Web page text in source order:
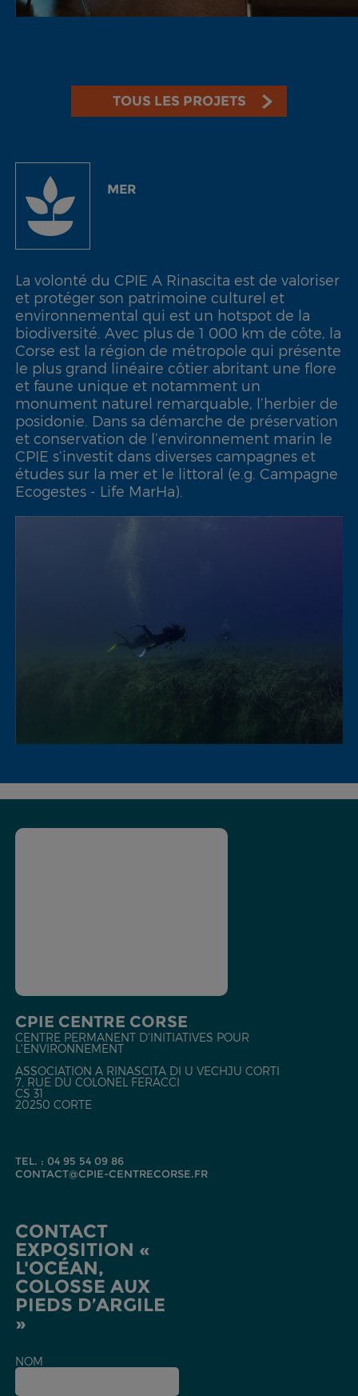
TOUS LES PROJETS
MER
La volonté du CPIE A Rinascita est de valoriser
et protéger son patrimoine culturel et
environnemental qui est un hotspot de la
biodiversité. Avec plus de 1 000 km de côte, la
Corse est la région de métropole qui présente
le plus grand linéaire côtier abritant une flore
et faune unique et notamment un
monument naturel remarquable, l’herbier de
posidonie. Dans sa démarche de préservation
et conservation de l’environnement marin le
CPIE s’investit dans diverses campagnes et
études sur la mer et le littoral (e.g. Campagne
Ecogestes - Life MarHa).
CPIE CENTRE CORSE
CENTRE PERMANENT D'INITIATIVES POUR
L'ENVIRONNEMENT
ASSOCIATION A RINASCITA DI U VECHJU CORTI
7, RUE DU COLONEL FERACCI
CS 31
20250 CORTE
TEL. : 04 95 54 09 86
CONTACT@CPIE-CENTRECORSE.FR
CONTACT
EXPOSITION «
L'OCÉAN,
COLOSSE AUX
PIEDS D’ARGILE
»
NOM